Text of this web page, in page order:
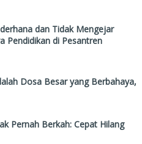
dan Tidak Mengejar
Pendidikan di Pesantren
Dosa Besar yang Berbahaya,
Pernah Berkah: Cepat Hilang